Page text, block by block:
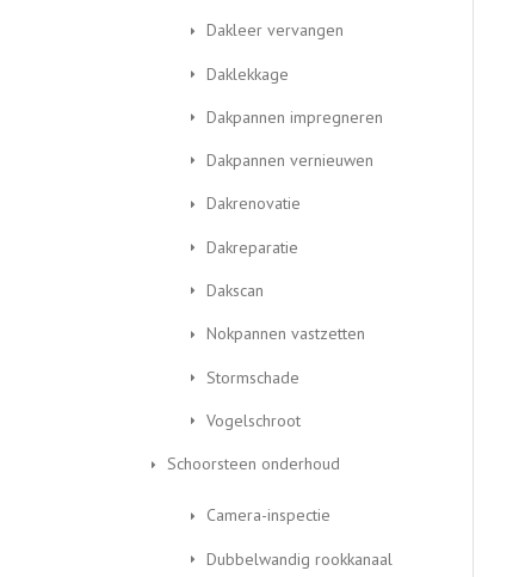
Dakleer vervangen
Daklekkage
Dakpannen impregneren
Dakpannen vernieuwen
Dakrenovatie
Dakreparatie
Dakscan
Nokpannen vastzetten
Stormschade
Vogelschroot
Schoorsteen onderhoud
Camera-inspectie
Dubbelwandig rookkanaal